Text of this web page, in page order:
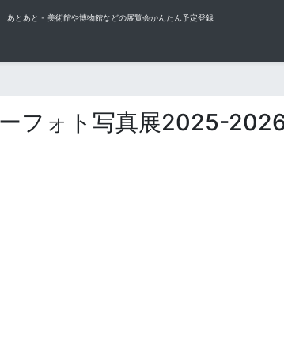
あとあと - 美術館や博物館などの展覧会かんたん予定登録
フォト写真展2025-